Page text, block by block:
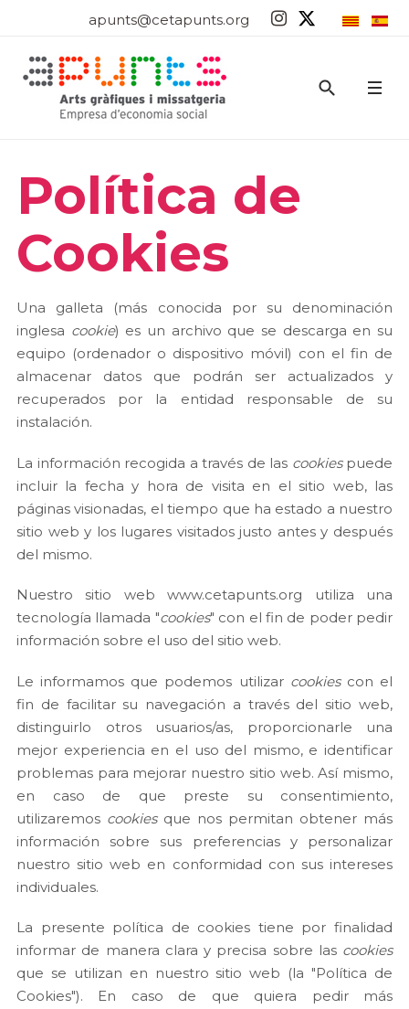
apunts@cetapunts.org
Política de
Cookies
Una galleta (más conocida por su denominación
inglesa cookie) es un archivo que se descarga en su
equipo (ordenador o dispositivo móvil) con el fin de
almacenar datos que podrán ser actualizados y
recuperados por la entidad responsable de su
instalación.
La información recogida a través de las cookiespuede
incluir la fecha y hora de visita en el sitio web, las
páginas visionadas, el tiempo que ha estado a nuestro
sitio web y los lugares visitados justo antes y después
del mismo.
Nuestro sitio web www.cetapunts.org utiliza una
tecnología llamada "cookies" con el fin de poder pedir
información sobre el uso del sitio web.
Le informamos que podemos utilizar cookiescon el
fin de facilitar su navegación a través del sitio web,
distinguirlo otros usuarios/as, proporcionarle una
mejor experiencia en el uso del mismo, e identificar
problemas para mejorar nuestro sitio web. Así mismo,
en caso de que preste su consentimiento,
utilizaremos cookiesque nos permitan obtener más
información sobre sus preferencias y personalizar
nuestro sitio web en conformidad con sus intereses
individuales.
La presente política de cookies tiene por finalidad
informar de manera clara y precisa sobre las cookies
que se utilizan en nuestro sitio web (la "Política de
Cookies"). En caso de que quiera pedir más